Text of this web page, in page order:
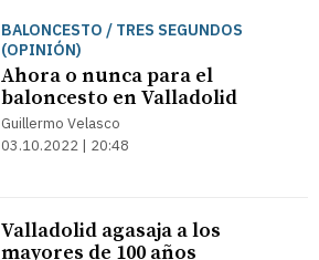
BALONCESTO / TRES SEGUNDOS
(OPINIÓN)
Ahora o nunca para el
baloncesto en Valladolid
Guillermo Velasco
03.10.2022 | 20:48
Valladolid agasaja a los
mayores de 100 años